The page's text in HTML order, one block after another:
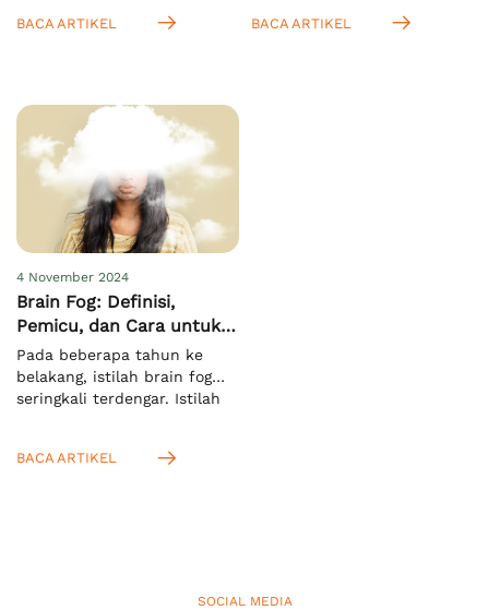
pada wanita. Hal ini
tahun 2022 ada sekitar 2,3
juta kasus dan 670.000
kematian secara global
akibat masalah ini.[1]
Meskipun lebih rentan pada
wanita, namun pria juga bisa
mengalaminya. […]
BACA ARTIKEL
Menurut KBBI, istilah ini
BACA ARTIKEL
4 November 2024
Brain Fog: Definisi,
Pemicu, dan Cara untuk
Mengatasinya
Pada beberapa tahun ke
belakang, istilah brain fog
seringkali terdengar. Istilah
untuk memusatkan fokus
Anda akan mengenalnya
BACA ARTIKEL
SOCIAL MEDIA